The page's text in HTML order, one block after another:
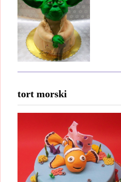
tort morski